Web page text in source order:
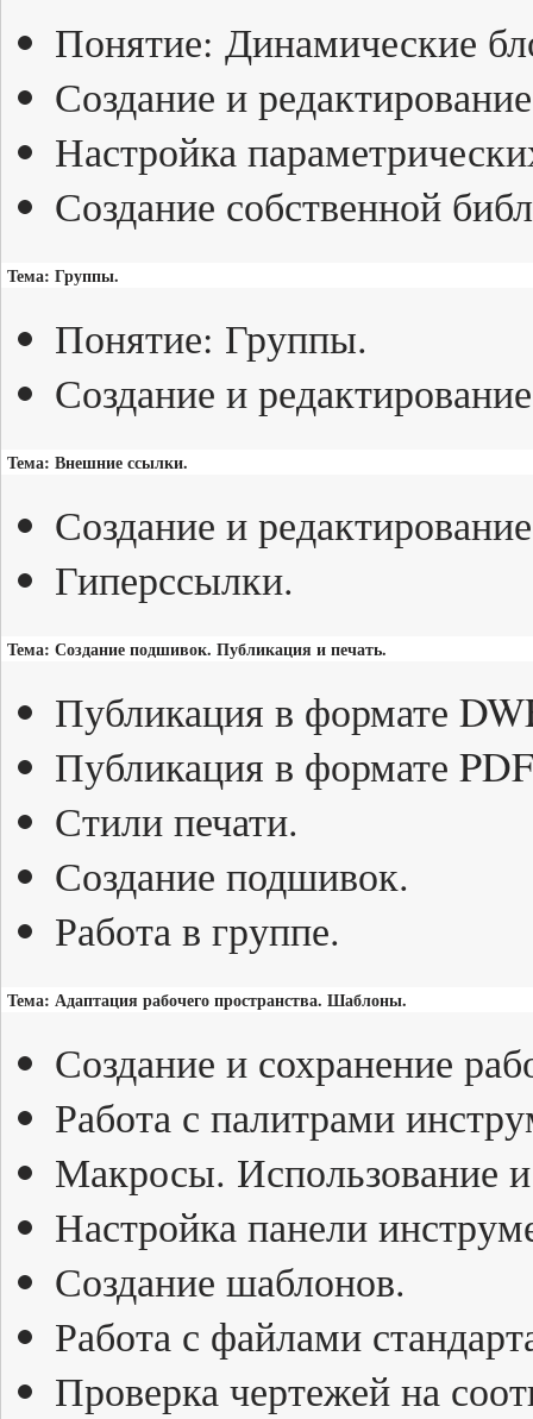
Понятие: Динамические
Создание и
Настройка
Создание собственной
Тема: Группы.
Понятие: Группы.
Создание и
Тема: Внешние ссылки.
Создание и
Гиперссылки.
Тема: Создание подшивок. Публикация и печать.
Публикация в формате
Публикация в формате
Стили печати.
Создание подшивок.
Работа в группе.
Тема: Адаптация рабочего пространства. Шаблоны.
Создание и сохранение
Работа с палитрами
Макросы. Использование
Настройка панели
Создание шаблонов.
Работа с файлами
Проверка чертежей на